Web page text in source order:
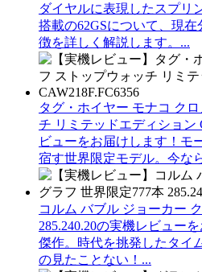
ダイヤルに表現したスプリ
搭載の62GSについて、現
徴を詳しく解説します。...
タグ・ホイヤー モナコ ク
チ リミテッドエディション
ビューをお届けします！モ
宿す世界限定モデル。今な
コルム バブル ジョーカー
285.240.20の実機レビュー
傑作。時代を挑発したタイ
の見たことない！...